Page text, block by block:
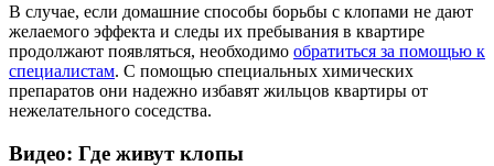
В случае, если домашние способы борьбы с клопами не дают
желаемого эффекта и следы их пребывания в квартире
продолжают появляться, необходимо обратиться за помощью к
специалистам. С помощью специальных химических
препаратов они надежно избавят жильцов квартиры от
нежелательного соседства.
Видео: Где живут клопы